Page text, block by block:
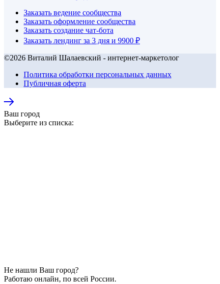
Заказать ведение сообщества
Заказать оформление сообщества
Заказать создание чат-бота
Заказать лендинг за 3 дня и 9900 ₽
©2026 Виталий Шалаевский - интернет-маркетолог
Политика обработки персональных данных
Публичная оферта
Ваш город
Выберите из списка:
Не нашли Ваш город?
Работаю онлайн, по всей России.